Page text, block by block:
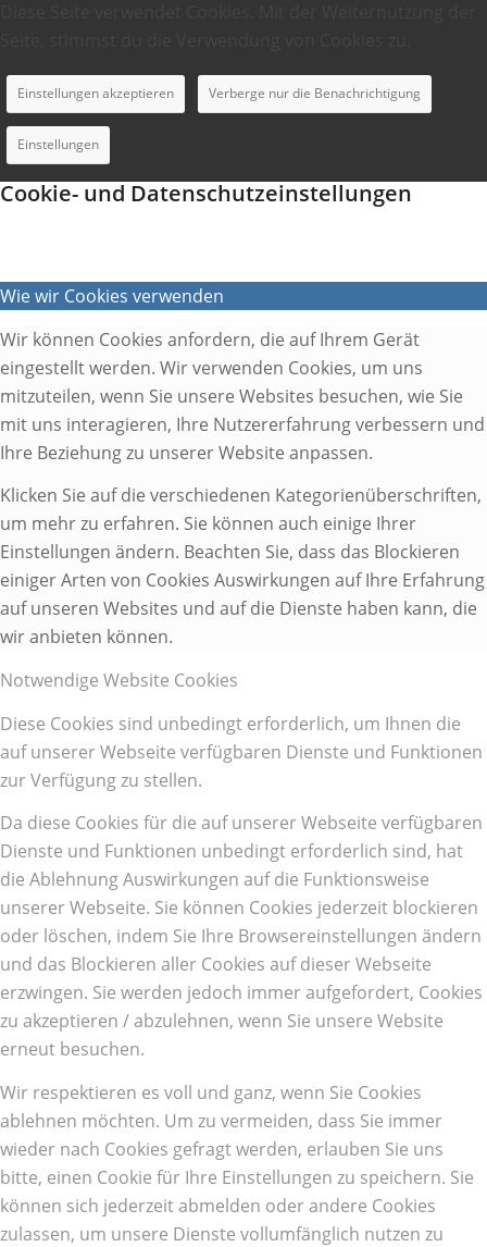
Einstellungen akzeptieren Verberge nur die Benachrichtigung
Einstellungen
Cookie- und Datenschutzeinstellungen
Wie wir Cookies verwenden
Wir können Cookies anfordern, die auf Ihrem Gerät
eingestellt werden. Wir verwenden Cookies, um uns
mitzuteilen, wenn Sie unsere Websites besuchen, wie Sie
mit uns interagieren, Ihre Nutzererfahrung verbessern und
Ihre Beziehung zu unserer Website anpassen.
Klicken Sie auf die verschiedenen Kategorienüberschriften,
um mehr zu erfahren. Sie können auch einige Ihrer
Einstellungen ändern. Beachten Sie, dass das Blockieren
einiger Arten von Cookies Auswirkungen auf Ihre Erfahrung
auf unseren Websites und auf die Dienste haben kann, die
wir anbieten können.
Notwendige Website Cookies
Diese Cookies sind unbedingt erforderlich, um Ihnen die
auf unserer Webseite verfügbaren Dienste und Funktionen
zur Verfügung zu stellen.
Da diese Cookies für die auf unserer Webseite verfügbaren
Dienste und Funktionen unbedingt erforderlich sind, hat
die Ablehnung Auswirkungen auf die Funktionsweise
unserer Webseite. Sie können Cookies jederzeit blockieren
oder löschen, indem Sie Ihre Browsereinstellungen ändern
und das Blockieren aller Cookies auf dieser Webseite
erzwingen. Sie werden jedoch immer aufgefordert, Cookies
zu akzeptieren / abzulehnen, wenn Sie unsere Website
erneut besuchen.
Wir respektieren es voll und ganz, wenn Sie Cookies
ablehnen möchten. Um zu vermeiden, dass Sie immer
wieder nach Cookies gefragt werden, erlauben Sie uns
bitte, einen Cookie für Ihre Einstellungen zu speichern. Sie
können sich jederzeit abmelden oder andere Cookies
zulassen, um unsere Dienste vollumfänglich nutzen zu